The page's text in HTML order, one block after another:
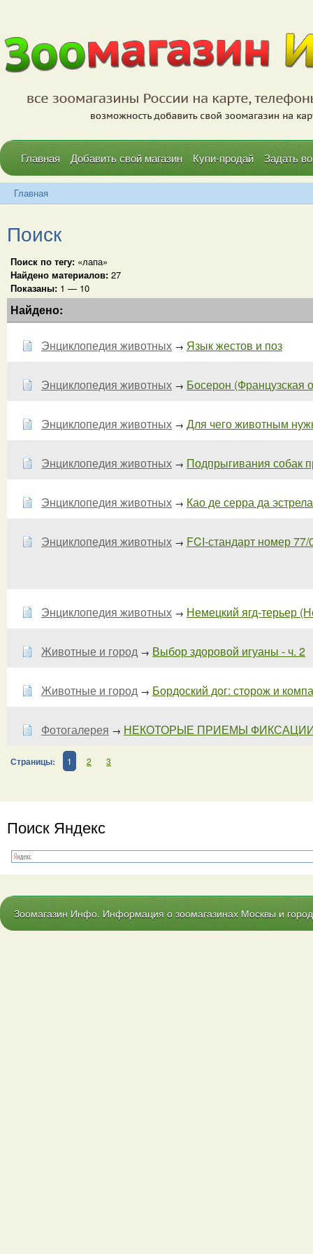
Главная Добавить свой магазин Купи-продай Задать
Главная
Поиск
Поиск по тегу: «лапа»
Найдено материалов: 27
Показаны: 1 — 10
Найдено:
Энциклопедия животных → Язык жестов и поз
Энциклопедия животных → Босерон (Французская
Энциклопедия животных → Для чего животным
Энциклопедия животных → Подпрыгивания собак
Энциклопедия животных → Као де серра да
Энциклопедия животных → FCI-стандарт номер
Энциклопедия животных → Немецкий ягд-терьер
Животные и город → Выбор здоровой игуаны - ч. 2
Животные и город → Бордоский дог: сторож и
Фотогалерея → НЕКОТОРЫЕ ПРИЕМЫ
Страницы: 1 2 3
Поиск Яндекс
Зоомагазин Инфо. Информация о зоомагазинах Москвы и